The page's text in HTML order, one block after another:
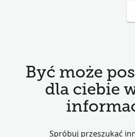
Być może
dla ciebie
Spróbuj przeszukać